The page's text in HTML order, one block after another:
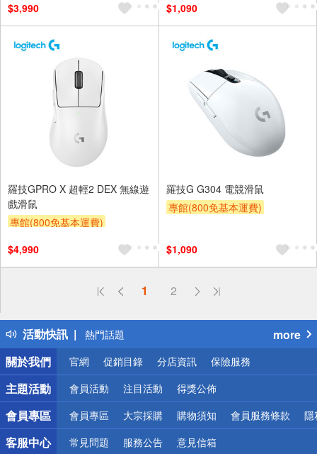
$3,990
$1,090
羅技GPRO X 超輕2 DEX 無線遊
戲滑鼠
專館(800免基本運費)
$4,990
羅技G G304 電競滑鼠
專館(800免基本運費)
$1,090
1 2
活動快訊
偏遠地區配送
得獎公告
熱門話題
銀行優惠
偏遠地區配送
詐騙網頁！請小心！
more
關於我們
官網 促銷目錄 分店資訊 保險服務
主題活動 會員活動 注目活動 得獎公佈
會員專區 會員專區 大宗採購 購物須知 會員服務條款 隱
客服中心 常見問題 服務公告 意見信箱